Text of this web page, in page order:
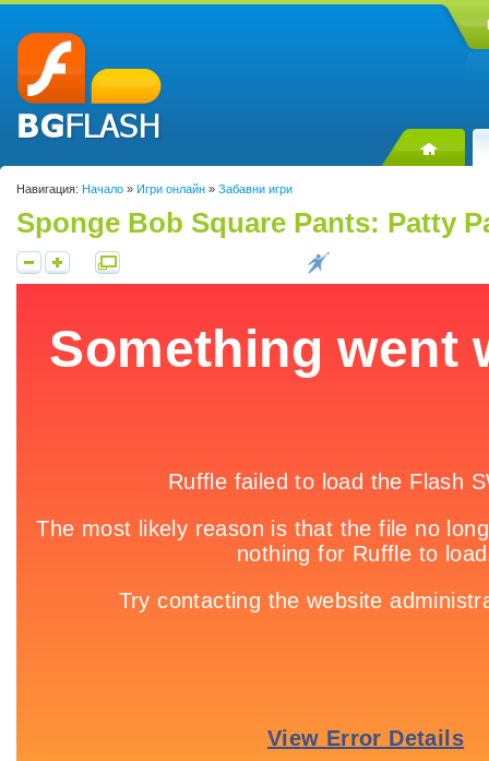
Навигация: Начало » Игри онлайн » Забавни игри
Sponge Bob Square Pants: Patty